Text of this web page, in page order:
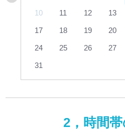
10 11 12 13
17 18 19 20
24 25 26 27
31
2，時間